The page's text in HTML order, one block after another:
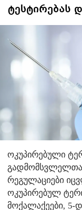
ტესტირებას
ოკუპირებული
გადმომსვლელთა
რეგულაციები
ოკუპირებულ
მოქალაქეები, 5-